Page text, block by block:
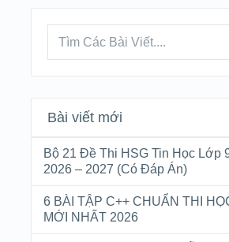
Bài viết mới
Bộ 21 Đề Thi HSG Tin Học Lớp
2026 – 2027 (Có Đáp Án)
6 BÀI TẬP C++ CHUẨN THI
MỚI NHẤT 2026